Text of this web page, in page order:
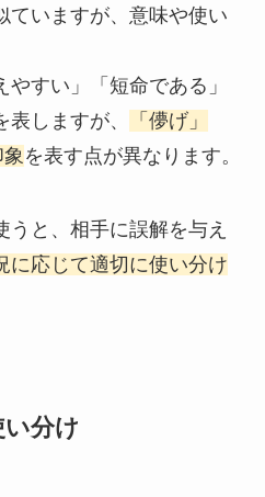
ていますが、意味や使い
やすい」「短命である」
しますが、
「儚げ」
を表す点が異なります。
うと、相手に誤解を与え
に応じて適切に使い分け
分け